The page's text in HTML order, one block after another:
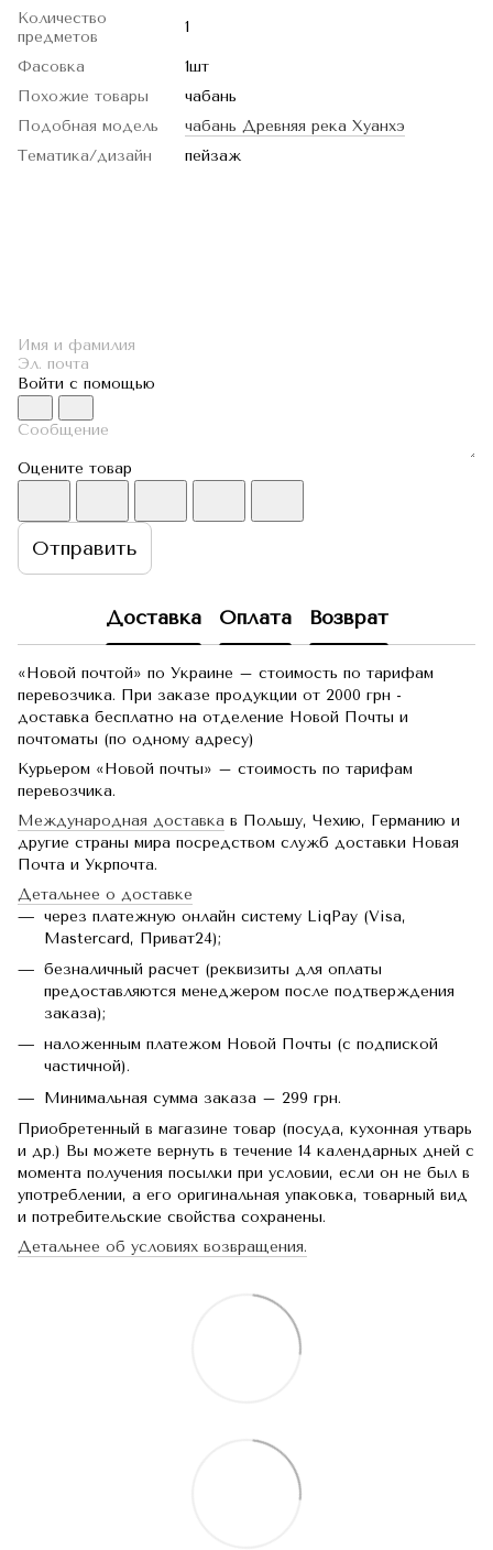
Количество
предметов
1
Фасовка
1шт
Похожие товары
чабань
Подобная модель
чабань Древняя река Хуанхэ
Тематика/дизайн
пейзаж
Войти с помощью
Оцените товар
Отправить
Доставка Оплата Возврат
«Новой почтой» по Украине – стоимость по тарифам
перевозчика. При заказе продукции от 2000 грн -
доставка бесплатно на отделение Новой Почты и
почтоматы (по одному адресу)
Курьером «Новой почты» – стоимость по тарифам
перевозчика.
Международная доставка в Польшу, Чехию, Германию и
другие страны мира посредством служб доставки Новая
Почта и Укрпочта.
Детальнее о доставке
через платежную онлайн систему LiqPay (Visa,
Mastercard, Приват24);
безналичный расчет (реквизиты для оплаты
предоставляются менеджером после подтверждения
заказа);
наложенным платежом Новой Почты (с подпиской
частичной).
Минимальная сумма заказа – 299 грн.
Приобретенный в магазине товар (посуда, кухонная утварь
и др.) Вы можете вернуть в течение 14 календарных дней с
момента получения посылки при условии, если он не был в
употреблении, а его оригинальная упаковка, товарный вид
и потребительские свойства сохранены.
Детальнее об условиях возвращения.